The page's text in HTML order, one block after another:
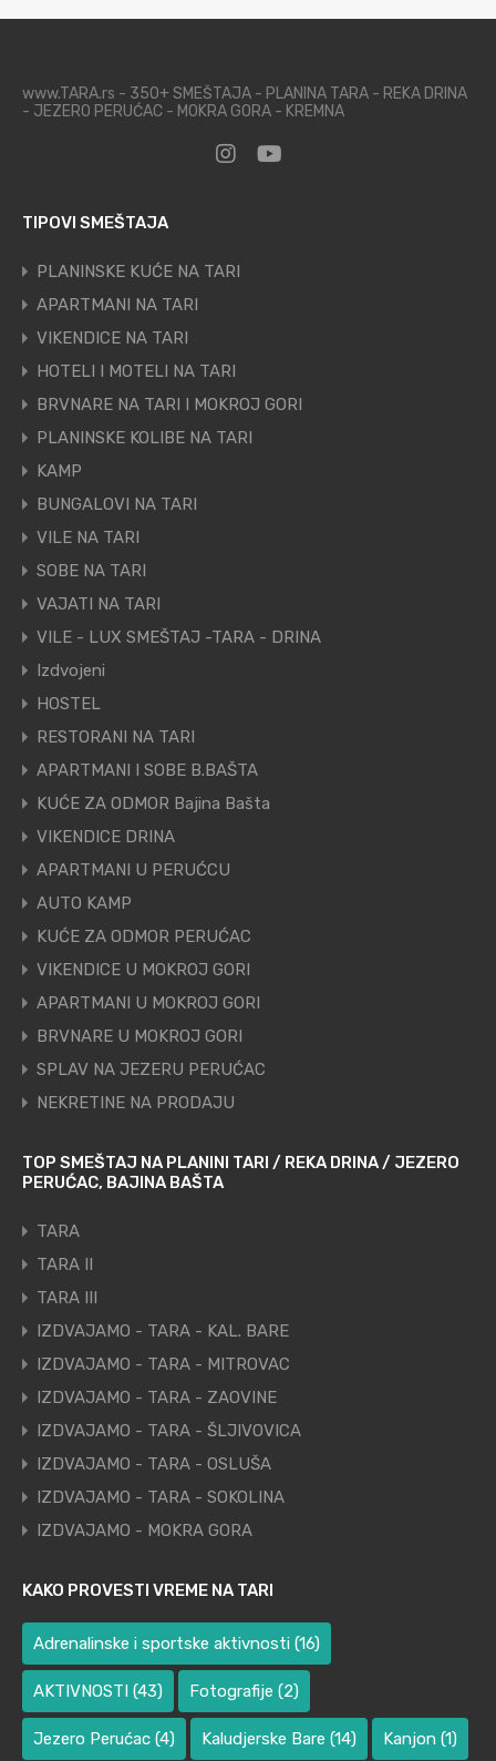
www.TARA.rs - 350+ SMEŠTAJA - PLANINA TARA - REKA DRINA
- JEZERO PERUĆAC - MOKRA GORA - KREMNA
TIPOVI SMEŠTAJA
PLANINSKE KUĆE NA TARI
APARTMANI NA TARI
VIKENDICE NA TARI
HOTELI I MOTELI NA TARI
BRVNARE NA TARI I MOKROJ GORI
PLANINSKE KOLIBE NA TARI
KAMP
BUNGALOVI NA TARI
VILE NA TARI
SOBE NA TARI
VAJATI NA TARI
VILE - LUX SMEŠTAJ -TARA - DRINA
Izdvojeni
HOSTEL
RESTORANI NA TARI
APARTMANI I SOBE B.BAŠTA
KUĆE ZA ODMOR Bajina Bašta
VIKENDICE DRINA
APARTMANI U PERUĆCU
AUTO KAMP
KUĆE ZA ODMOR PERUĆAC
VIKENDICE U MOKROJ GORI
APARTMANI U MOKROJ GORI
BRVNARE U MOKROJ GORI
SPLAV NA JEZERU PERUĆAC
NEKRETINE NA PRODAJU
TOP SMEŠTAJ NA PLANINI TARI / REKA DRINA / JEZERO
PERUĆAC, BAJINA BAŠTA
TARA
TARA II
TARA III
IZDVAJAMO - TARA - KAL. BARE
IZDVAJAMO - TARA - MITROVAC
IZDVAJAMO - TARA - ZAOVINE
IZDVAJAMO - TARA - ŠLJIVOVICA
IZDVAJAMO - TARA - OSLUŠA
IZDVAJAMO - TARA - SOKOLINA
IZDVAJAMO - MOKRA GORA
KAKO PROVESTI VREME NA TARI
Adrenalinske i sportske aktivnosti (16)
AKTIVNOSTI (43) Fotografije (2)
Jezero Perućac (4) Kaludjerske Bare (14) Kanjon (1)